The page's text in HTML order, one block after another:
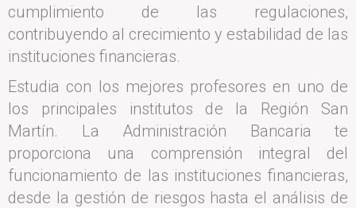
cumplimiento de las regulaciones,
contribuyendo al crecimiento y estabilidad de las
instituciones financieras.
Estudia con los mejores profesores en uno de
los principales institutos de la Región San
Martín. La Administración Bancaria te
proporciona una comprensión integral del
funcionamiento de las instituciones financieras,
desde la gestión de riesgos hasta el análisis de